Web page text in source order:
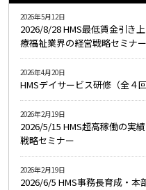
2026/8/28 HMS最低賃金引き
療福祉業界の経営戦略セミナー
2026年5月12日
HMSデイサービス研修（全４
2026年4月20日
2026/5/15 HMS超高稼働の実
戦略セミナー
2026年2月19日
2026/6/5 HMS事務長育成・本
2026年2月19日